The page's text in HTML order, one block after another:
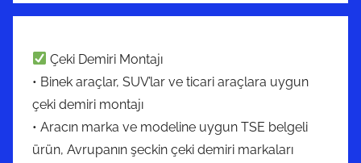
Çeki Demiri Montajı
• Binek araçlar, SUV’lar ve ticari araçlara uygun
çeki demiri montajı
• Aracın marka ve modeline uygun TSE belgeli
ürün, Avrupanın şeckin çeki demiri markaları